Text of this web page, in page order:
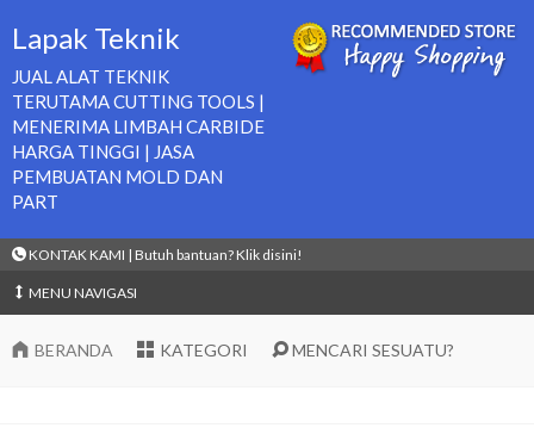
Lapak Teknik
JUAL ALAT TEKNIK
TERUTAMA CUTTING TOOLS |
MENERIMA LIMBAH CARBIDE
HARGA TINGGI | JASA
PEMBUATAN MOLD DAN
PART
KONTAK KAMI | Butuh bantuan? Klik disini!
MENU NAVIGASI
BERANDA KATEGORI MENCARI SESUATU?